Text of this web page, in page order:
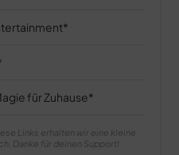
für Zuhause
Links erhalten wir eine kleine
Danke für deinen Support!